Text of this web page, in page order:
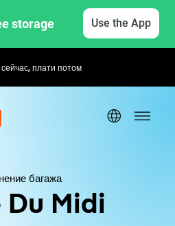
storage Use the App
плати потом
багажа
Midi